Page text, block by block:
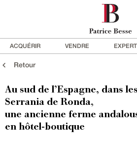
ACQUÉRIR VENDRE
Retour
Au sud de l’Espagne, dans
Serrania de Ronda,
une ancienne ferme
en hôtel-boutique